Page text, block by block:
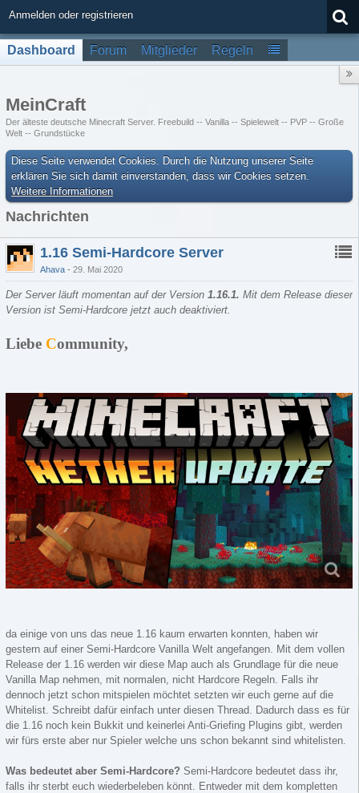
Anmelden oder registrieren
Dashboard Forum Mitglieder Regeln
MeinCraft
Der älteste deutsche Minecraft Server. Freebuild -- Vanilla -- Spielewelt -- PVP -- Große
Welt -- Grundstücke
Diese Seite verwendet Cookies. Durch die Nutzung unserer Seite
erklären Sie sich damit einverstanden, dass wir Cookies setzen.
Weitere Informationen
Nachrichten
1.16 Semi-Hardcore Server
Ahava 29. Mai 2020
Der Server läuft momentan auf der Version 1.16.1. Mit dem Release dieser
Version ist Semi-Hardcore jetzt auch deaktiviert.
Liebe Community,
da einige von uns das neue 1.16 kaum erwarten konnten, haben wir
gestern auf einer Semi-Hardcore Vanilla Welt angefangen. Mit dem vollen
Release der 1.16 werden wir diese Map auch als Grundlage für die neue
Vanilla Map nehmen, mit normalen, nicht Hardcore Regeln. Falls ihr
dennoch jetzt schon mitspielen möchtet setzten wir euch gerne auf die
Whitelist. Schreibt dafür einfach unter diesen Thread. Dadurch dass es für
die 1.16 noch kein Bukkit und keinerlei Anti-Griefing Plugins gibt, werden
wir fürs erste aber nur Spieler welche uns schon bekannt sind whitelisten.
Was bedeutet aber Semi-Hardcore? Semi-Hardcore bedeutet dass ihr,
falls ihr sterbt euch wiederbeleben könnt. Entweder mit dem kompletten